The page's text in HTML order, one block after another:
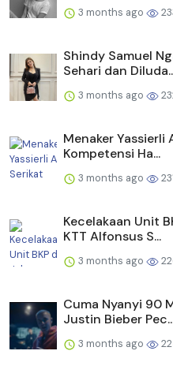
3 months ago
Shindy Samuel
Sehari dan
3 months ago
Menaker Yassierli
Kompetensi Ha...
3 months ago
Kecelakaan Unit
KTT Alfonsus S...
3 months ago
Cuma Nyanyi 90
Justin Bieber
3 months ago